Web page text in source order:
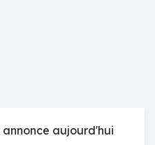
aujourd'hui